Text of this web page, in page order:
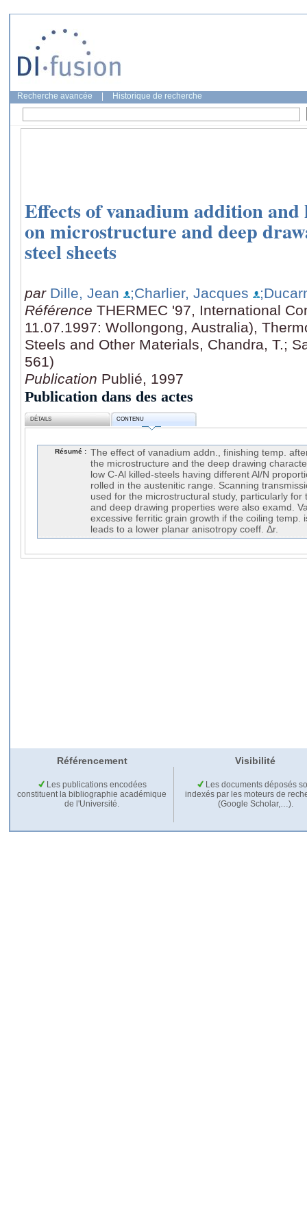
Recherche avancée Historique de recherche
Effects of vanadium addition
on microstructure and deep
steel sheets
par Dille, Jean ;Charlier, Jacques
Référence THERMEC '97, International
11.07.1997: Wollongong, Australia),
Steels and Other Materials, Chandra, T.;
561)
Publication Publié, 1997
Publication dans des actes
DÉTAILS CONTENU
Résumé : The effect of vanadium addn., finishing temp.
the microstructure and the deep drawing
low C-Al killed-steels having different Al/N
rolled in the austenitic range. Scanning
used for the microstructural study, particularly for
and deep drawing properties were also examd.
excessive ferritic grain growth if the coiling temp.
leads to a lower planar anisotropy coeff. Δr.
Référencement Visibilité
Les publications encodées
constituent la bibliographie académique
de l'Université.
Les documents déposés
indexés par les moteurs de
(Google Scholar,…).